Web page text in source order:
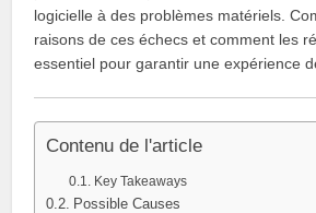
logicielle à des problèmes matériels.
raisons de ces échecs et comment les
essentiel pour garantir une expérience
Contenu de l'article
Key Takeaways
Possible Causes